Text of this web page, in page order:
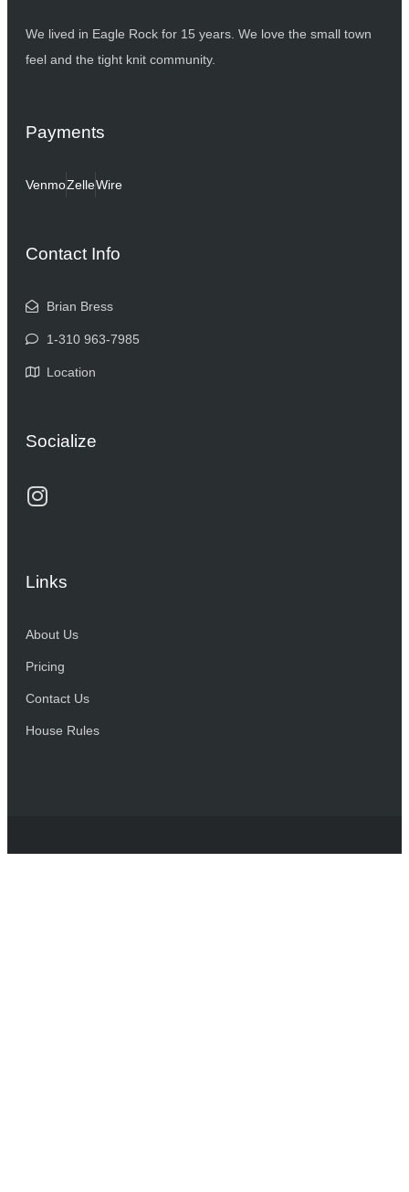
We lived in Eagle Rock for 15 years. We love the small town
feel and the tight knit community.
Payments
VenmoZelleWire
Contact Info
Brian Bress
1-310 963-7985
Location
Socialize
Links
About Us
Pricing
Contact Us
House Rules